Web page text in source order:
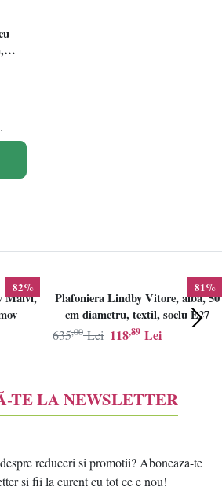
9,8
82%
Maivi,
81%
Plafoniera Lindby Vitore, alba, 50
cm diametru, textil, soclu E27
118,89 Lei
635,00 Lei
TE LA NEWSLETTER
reduceri si promotii? Aboneaza-te
si fii la curent cu tot ce e nou!